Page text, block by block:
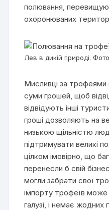
полювання,
охоронюваних
Лев в дикій природі.
Мисливці за трофеями
суми грошей, щоб
відвідують інші
гроші дозволяють на
низькою щільністю
підтримувати великі
цілком імовірно, що
перенесли б свій
могли забрати свої
імпорту трофеїв може
галузі, і немає